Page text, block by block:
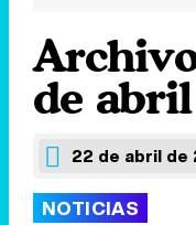
de
22 de abril de
NOTICIAS